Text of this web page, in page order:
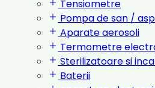
Tensiometre
Pompa de san /
Aparate aerosoli
Termometre
Sterilizatoare si
Baterii